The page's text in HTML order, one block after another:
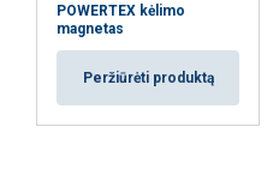
POWERTEX kėlimo
magnetas
Peržiūrėti produktą